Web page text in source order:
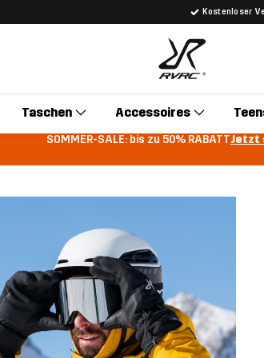
Kostenloser
Taschen Accessoires
SOMMER-SALE: bis zu 50% RABATTJetzt